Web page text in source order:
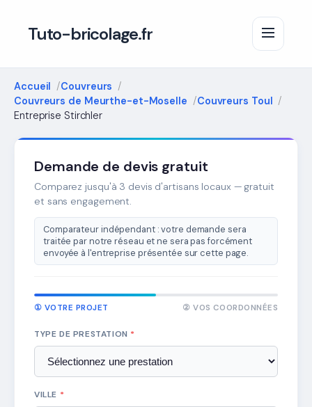
Tuto-bricolage.fr
Accueil
Couvreurs
Couvreurs de Meurthe-et-Moselle
Couvreurs Toul
Entreprise Stirchler
Demande de devis gratuit
Comparez jusqu'à 3 devis d'artisans locaux — gratuit
et sans engagement.
Comparateur indépendant : votre demande sera
traitée par notre réseau et ne sera pas forcément
envoyée à l'entreprise présentée sur cette page.
① VOTRE PROJET ② VOS COORDONNÉES
TYPE DE PRESTATION *
VILLE *